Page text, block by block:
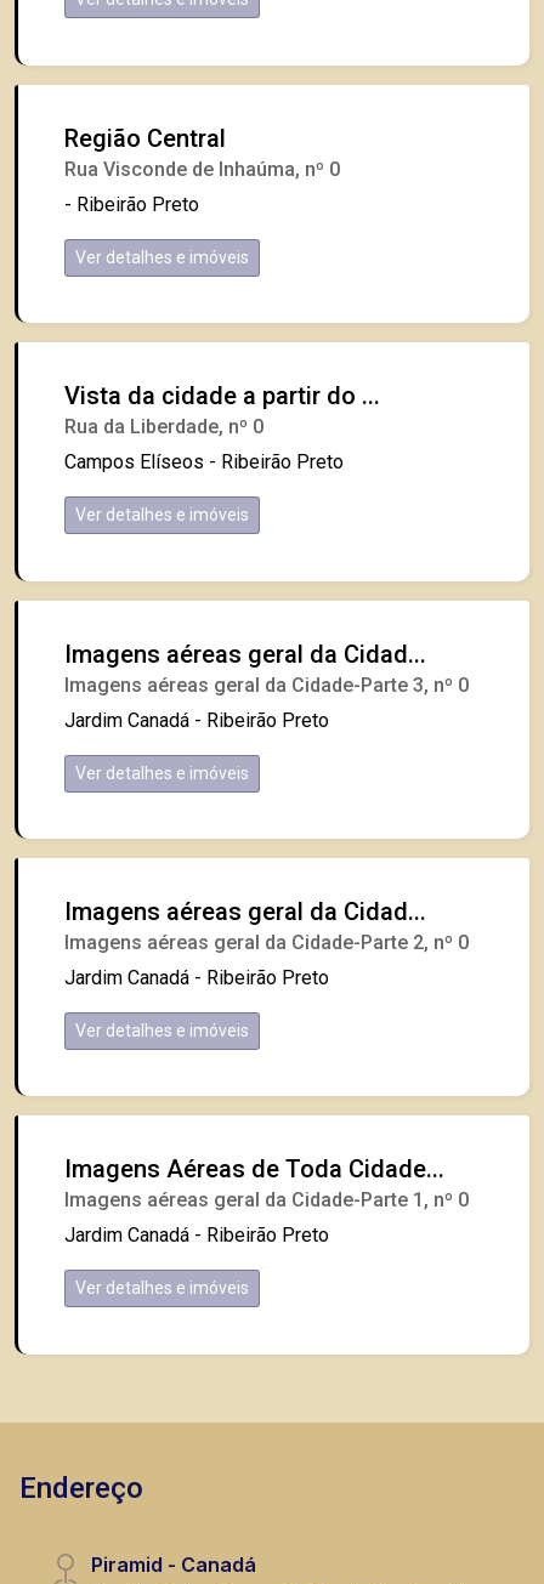
Região Central
Rua Visconde de Inhaúma, nº 0
- Ribeirão Preto
Ver detalhes e imóveis
Vista da cidade a partir do ...
Rua da Liberdade, nº 0
Campos Elíseos - Ribeirão Preto
Ver detalhes e imóveis
Imagens aéreas geral da Cidad...
Imagens aéreas geral da Cidade-Parte 3, nº 0
Jardim Canadá - Ribeirão Preto
Ver detalhes e imóveis
Imagens aéreas geral da Cidad...
Imagens aéreas geral da Cidade-Parte 2, nº 0
Jardim Canadá - Ribeirão Preto
Ver detalhes e imóveis
Imagens Aéreas de Toda Cidade...
Imagens aéreas geral da Cidade-Parte 1, nº 0
Jardim Canadá - Ribeirão Preto
Ver detalhes e imóveis
Endereço
Piramid - Canadá